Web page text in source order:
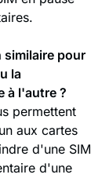
similaire pour
la
à l'autre ?
permettent
aux cartes
d'une SIM
d'une